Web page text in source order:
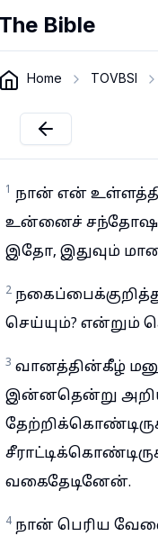
The Bible
Home TOVBSI
1 நான் என்
உன்னைச்
இதோ, இதுவும்
2
செய்யும்?
3 வானத்தின்கீழ்
இன்னதென்று
வகைதேடினேன்.
4 நான் பெரிய